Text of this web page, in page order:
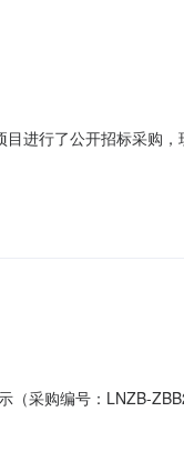
进行了公开招标采购
菲特科技有限公司，报
采购编号：LNZB-
督部门/四．联系方式